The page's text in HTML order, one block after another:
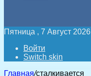
Пятница , 7 Август 2026
Войти
Switch skin
Главная/сталкивается